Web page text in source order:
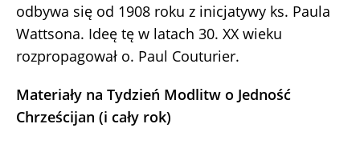
odbywa się od 1908 roku z inicjatywy ks. Paula
Wattsona. Ideę tę w latach 30. XX wieku
rozpropagował o. Paul Couturier.
Materiały na Tydzień Modlitw o Jedność
Chrześcijan (i cały rok)